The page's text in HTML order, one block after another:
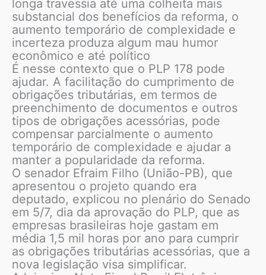
longa travessia até uma colheita mais
substancial dos benefícios da reforma, o
aumento temporário de complexidade e
incerteza produza algum mau humor
econômico e até político
É nesse contexto que o PLP 178 pode
ajudar. A facilitação do cumprimento de
obrigações tributárias, em termos de
preenchimento de documentos e outros
tipos de obrigações acessórias, pode
compensar parcialmente o aumento
temporário de complexidade e ajudar a
manter a popularidade da reforma.
O senador Efraim Filho (União-PB), que
apresentou o projeto quando era
deputado, explicou no plenário do Senado
em 5/7, dia da aprovação do PLP, que as
empresas brasileiras hoje gastam em
média 1,5 mil horas por ano para cumprir
as obrigações tributárias acessórias, que a
nova legislação visa simplificar.